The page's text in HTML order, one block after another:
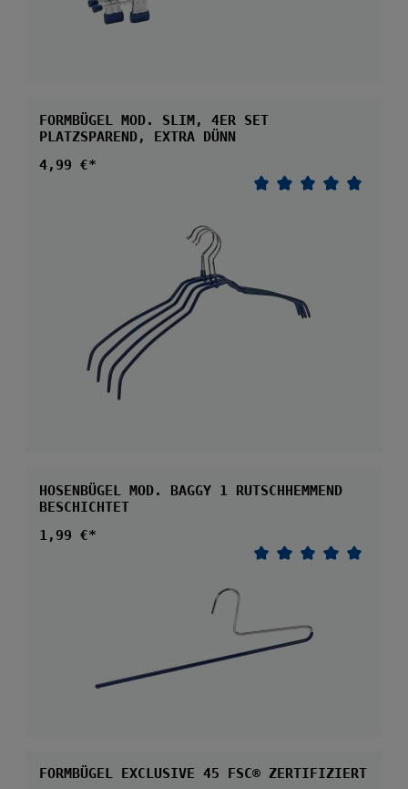
FORMBÜGEL MOD. SLIM, 4ER SET
PLATZSPAREND, EXTRA DÜNN
Regulärer Preis:
4,99 €*
HOSENBÜGEL MOD. BAGGY 1 RUTSCHHEMMEND
BESCHICHTET
Regulärer Preis:
1,99 €*
FORMBÜGEL EXCLUSIVE 45 FSC® ZERTIFIZIERT